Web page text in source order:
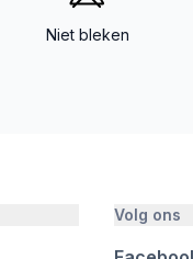
Niet bleken
Volg ons